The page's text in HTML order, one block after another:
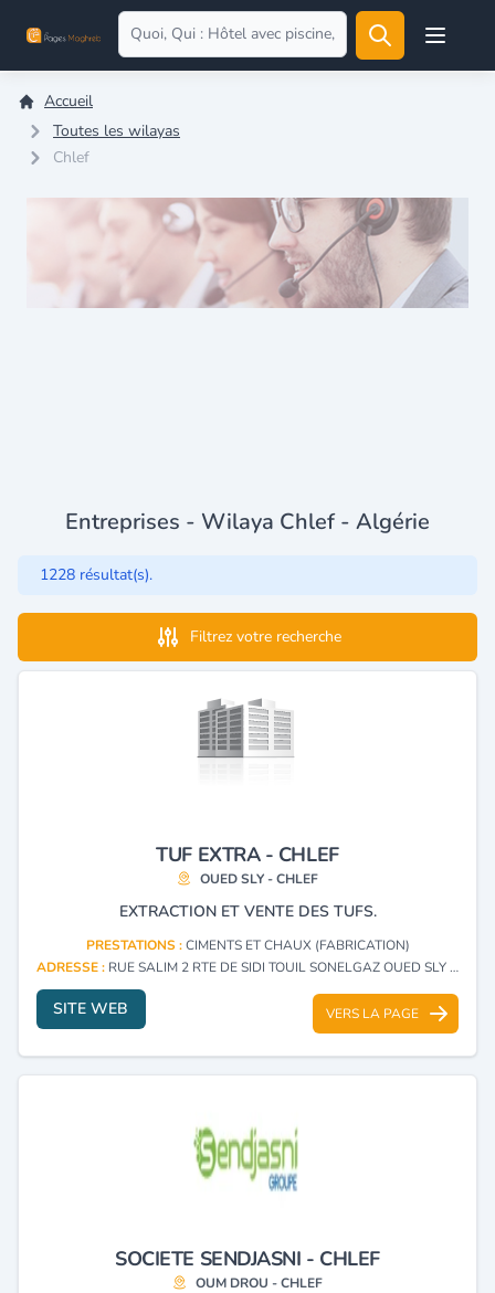
Open
Accueil
Toutes les wilayas
Chlef
Entreprises - Wilaya Chlef - Algérie
1228 résultat(s).
Filtrez votre recherche
TUF EXTRA - CHLEF
OUED SLY - CHLEF
EXTRACTION ET VENTE DES TUFS.
PRESTATIONS :CIMENTS ET CHAUX (FABRICATION)
ADRESSE : RUE SALIM 2 RTE DE SIDI TOUIL SONELGAZ OUED SLY - CHLEF
SITE WEB VERS LA PAGE
SOCIETE SENDJASNI - CHLEF
OUM DROU - CHLEF